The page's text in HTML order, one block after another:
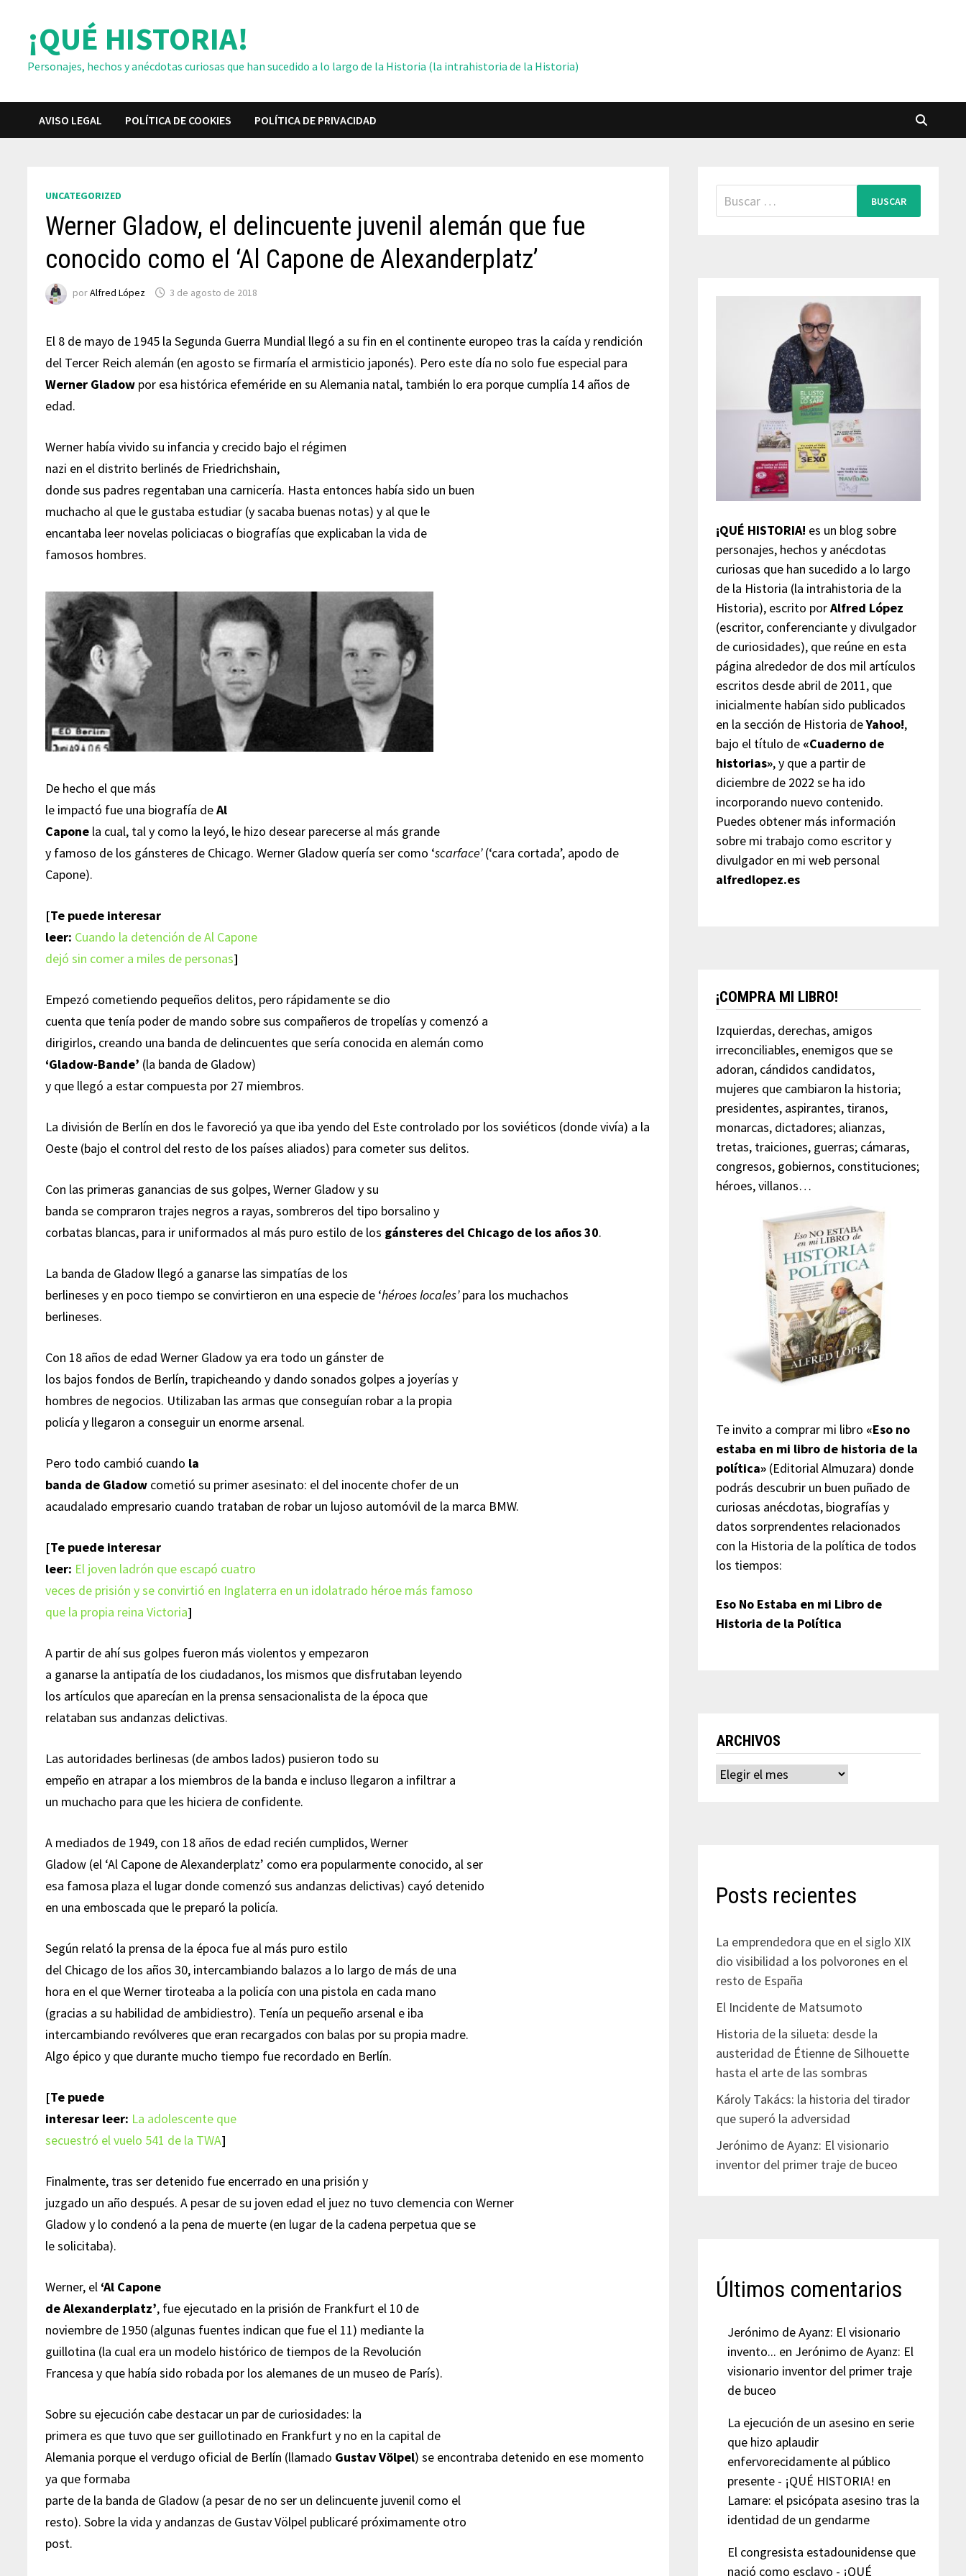
contenido¡QUÉ HISTORIA!
Personajes, hechos y anécdotas curiosas que han sucedido a lo largo de la Historia (la intrahistoria de la Historia)
AVISO LEGAL POLÍTICA DE COOKIES POLÍTICA DE PRIVACIDAD
UNCATEGORIZED
Werner Gladow, el delincuente juvenil alemán que fue
conocido como el ‘Al Capone de Alexanderplatz’
porAlfred López 3 de agosto de 2018
El 8 de mayo de 1945 la Segunda Guerra Mundial llegó a su fin en el continente europeo tras la caída y rendición
del Tercer Reich alemán (en agosto se firmaría el armisticio japonés). Pero este día no solo fue especial para
Werner Gladow por esa histórica efeméride en su Alemania natal, también lo era porque cumplía 14 años de
edad.
Werner había vivido su infancia y crecido bajo el régimen
nazi en el distrito berlinés de Friedrichshain,
donde sus padres regentaban una carnicería. Hasta entonces había sido un buen
muchacho al que le gustaba estudiar (y sacaba buenas notas) y al que le
encantaba leer novelas policiacas o biografías que explicaban la vida de
famosos hombres.
De hecho el que más
le impactó fue una biografía deAl
Capone la cual, tal y como la leyó, le hizo desear parecerse al más grande
y famoso de los gánsteres de Chicago. Werner Gladow quería ser como ‘scarface’(‘cara cortada’, apodo de
Capone).
[Te puede interesar
leer: Cuando la detención de Al Capone
dejó sin comer a miles de personas]
Empezó cometiendo pequeños delitos, pero rápidamente se dio
cuenta que tenía poder de mando sobre sus compañeros de tropelías y comenzó a
dirigirlos, creando una banda de delincuentes que sería conocida en alemán como
‘Gladow-Bande’ (la banda de Gladow)
y que llegó a estar compuesta por 27 miembros.
La división de Berlín en dos le favoreció ya que iba yendo del Este controlado por los soviéticos (donde vivía) a la
Oeste (bajo el control del resto de los países aliados) para cometer sus delitos.
Con las primeras ganancias de sus golpes, Werner Gladow y su
banda se compraron trajes negros a rayas, sombreros del tipo borsalino y
corbatas blancas, para ir uniformados al más puro estilo de los gánsteres del Chicago de los años 30.
La banda de Gladow llegó a ganarse las simpatías de los
berlineses y en poco tiempo se convirtieron en una especie de ‘héroes locales’para los muchachos
berlineses.
Con 18 años de edad Werner Gladow ya era todo un gánster de
los bajos fondos de Berlín, trapicheando y dando sonados golpes a joyerías y
hombres de negocios. Utilizaban las armas que conseguían robar a la propia
policía y llegaron a conseguir un enorme arsenal.
Pero todo cambió cuando la
banda de Gladow cometió su primer asesinato: el del inocente chofer de un
acaudalado empresario cuando trataban de robar un lujoso automóvil de la marca BMW.
[Te puede interesar
leer: El joven ladrón que escapó cuatro
veces de prisión y se convirtió en Inglaterra en un idolatrado héroe más famoso
que la propia reina Victoria]
A partir de ahí sus golpes fueron más violentos y empezaron
a ganarse la antipatía de los ciudadanos, los mismos que disfrutaban leyendo
los artículos que aparecían en la prensa sensacionalista de la época que
relataban sus andanzas delictivas.
Las autoridades berlinesas (de ambos lados) pusieron todo su
empeño en atrapar a los miembros de la banda e incluso llegaron a infiltrar a
un muchacho para que les hiciera de confidente.
A mediados de 1949, con 18 años de edad recién cumplidos, Werner
Gladow (el ‘Al Capone de Alexanderplatz’ como era popularmente conocido, al ser
esa famosa plaza el lugar donde comenzó sus andanzas delictivas) cayó detenido
en una emboscada que le preparó la policía.
Según relató la prensa de la época fue al más puro estilo
del Chicago de los años 30, intercambiando balazos a lo largo de más de una
hora en el que Werner tiroteaba a la policía con una pistola en cada mano
(gracias a su habilidad de ambidiestro). Tenía un pequeño arsenal e iba
intercambiando revólveres que eran recargados con balas por su propia madre.
Algo épico y que durante mucho tiempo fue recordado en Berlín.
[Te puede
interesar leer: La adolescente que
secuestró el vuelo 541 de la TWA]
Finalmente, tras ser detenido fue encerrado en una prisión y
juzgado un año después. A pesar de su joven edad el juez no tuvo clemencia con Werner
Gladow y lo condenó a la pena de muerte (en lugar de la cadena perpetua que se
le solicitaba).
Werner, el ‘Al Capone
de Alexanderplatz’, fue ejecutado en la prisión de Frankfurt el 10 de
noviembre de 1950 (algunas fuentes indican que fue el 11) mediante la
guillotina (la cual era un modelo histórico de tiempos de la Revolución
Francesa y que había sido robada por los alemanes de un museo de París).
Sobre su ejecución cabe destacar un par de curiosidades: la
primera es que tuvo que ser guillotinado en Frankfurt y no en la capital de
Alemania porque el verdugo oficial de Berlín (llamado Gustav Völpel) se encontraba detenido en ese momento
ya que formaba
parte de la banda de Gladow (a pesar de no ser un delincuente juvenil como el
resto). Sobre la vida y andanzas de Gustav Völpel publicaré próximamente otro
post.
Buscar:
¡QUÉ HISTORIA! es un blog sobre
personajes, hechos y anécdotas
curiosas que han sucedido a lo largo
de la Historia (la intrahistoria de la
Historia), escrito porAlfred López
(escritor, conferenciante y divulgador
de curiosidades), que reúne en esta
página alrededor de dos mil artículos
escritos desde abril de 2011, que
inicialmente habían sido publicados
en la sección de Historia deYahoo!,
bajo el título de «Cuaderno de
historias», y que a partir de
diciembre de 2022 se ha ido
incorporando nuevo contenido.
Puedes obtener más información
sobre mi trabajo como escritor y
divulgador en mi web personal
alfredlopez.es
¡COMPRA MI LIBRO!
Izquierdas, derechas, amigos
irreconciliables, enemigos que se
adoran, cándidos candidatos,
mujeres que cambiaron la historia;
presidentes, aspirantes, tiranos,
monarcas, dictadores; alianzas,
tretas, traiciones, guerras; cámaras,
congresos, gobiernos, constituciones;
héroes, villanos…
Te invito a comprar mi libro «Eso no
estaba en mi libro de historia de la
política»(Editorial Almuzara) donde
podrás descubrir un buen puñado de
curiosas anécdotas, biografías y
datos sorprendentes relacionados
con la Historia de la política de todos
los tiempos:
Eso No Estaba en mi Libro de
Historia de la Política
ARCHIVOS
Archivos
Posts recientes
La emprendedora que en el siglo XIX
dio visibilidad a los polvorones en el
resto de España
El Incidente de Matsumoto
Historia de la silueta: desde la
austeridad de Étienne de Silhouette
hasta el arte de las sombras
Károly Takács: la historia del tirador
que superó la adversidad
Jerónimo de Ayanz: El visionario
inventor del primer traje de buceo
Últimos comentarios
Jerónimo de Ayanz: El visionario
invento... en Jerónimo de Ayanz: El
visionario inventor del primer traje
de buceo
La ejecución de un asesino en serie
que hizo aplaudir
enfervorecidamente al público
presente - ¡QUÉ HISTORIA! en
Lamare: el psicópata asesino tras la
identidad de un gendarme
El congresista estadounidense que
nació como esclavo - ¡QUÉ